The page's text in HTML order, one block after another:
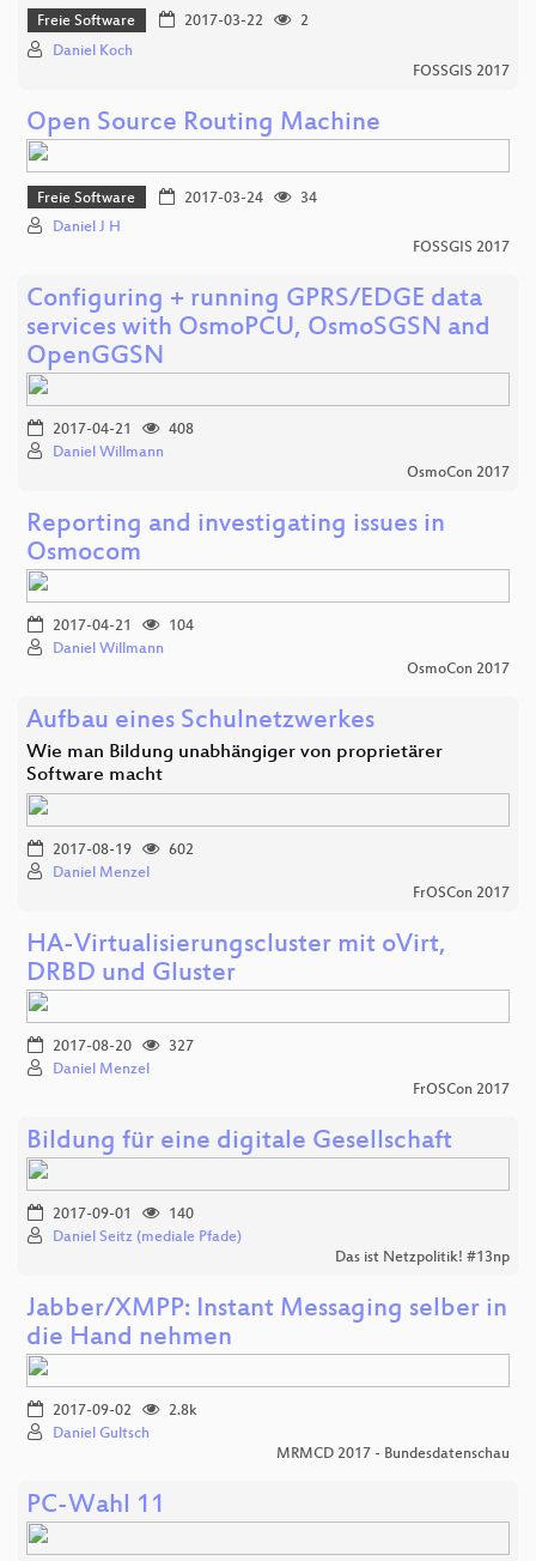
Freie Software 2017-03-22
2
Daniel Koch
FOSSGIS 2017
Open Source Routing Machine
Freie Software 2017-03-24
34
Daniel J H
FOSSGIS 2017
Configuring + running GPRS/EDGE data
services with OsmoPCU, OsmoSGSN and
OpenGGSN
2017-04-21
408
Daniel Willmann
OsmoCon 2017
Reporting and investigating issues in
Osmocom
2017-04-21
104
Daniel Willmann
OsmoCon 2017
Aufbau eines Schulnetzwerkes
Wie man Bildung unabhängiger von proprietärer
Software macht
2017-08-19
602
Daniel Menzel
FrOSCon 2017
HA-Virtualisierungscluster mit oVirt,
DRBD und Gluster
2017-08-20
327
Daniel Menzel
FrOSCon 2017
Bildung für eine digitale Gesellschaft
2017-09-01
140
Daniel Seitz (mediale Pfade)
Das ist Netzpolitik! #13np
Jabber/XMPP: Instant Messaging selber in
die Hand nehmen
2017-09-02
2.8k
Daniel Gultsch
MRMCD 2017 - Bundesdatenschau
PC-Wahl 11